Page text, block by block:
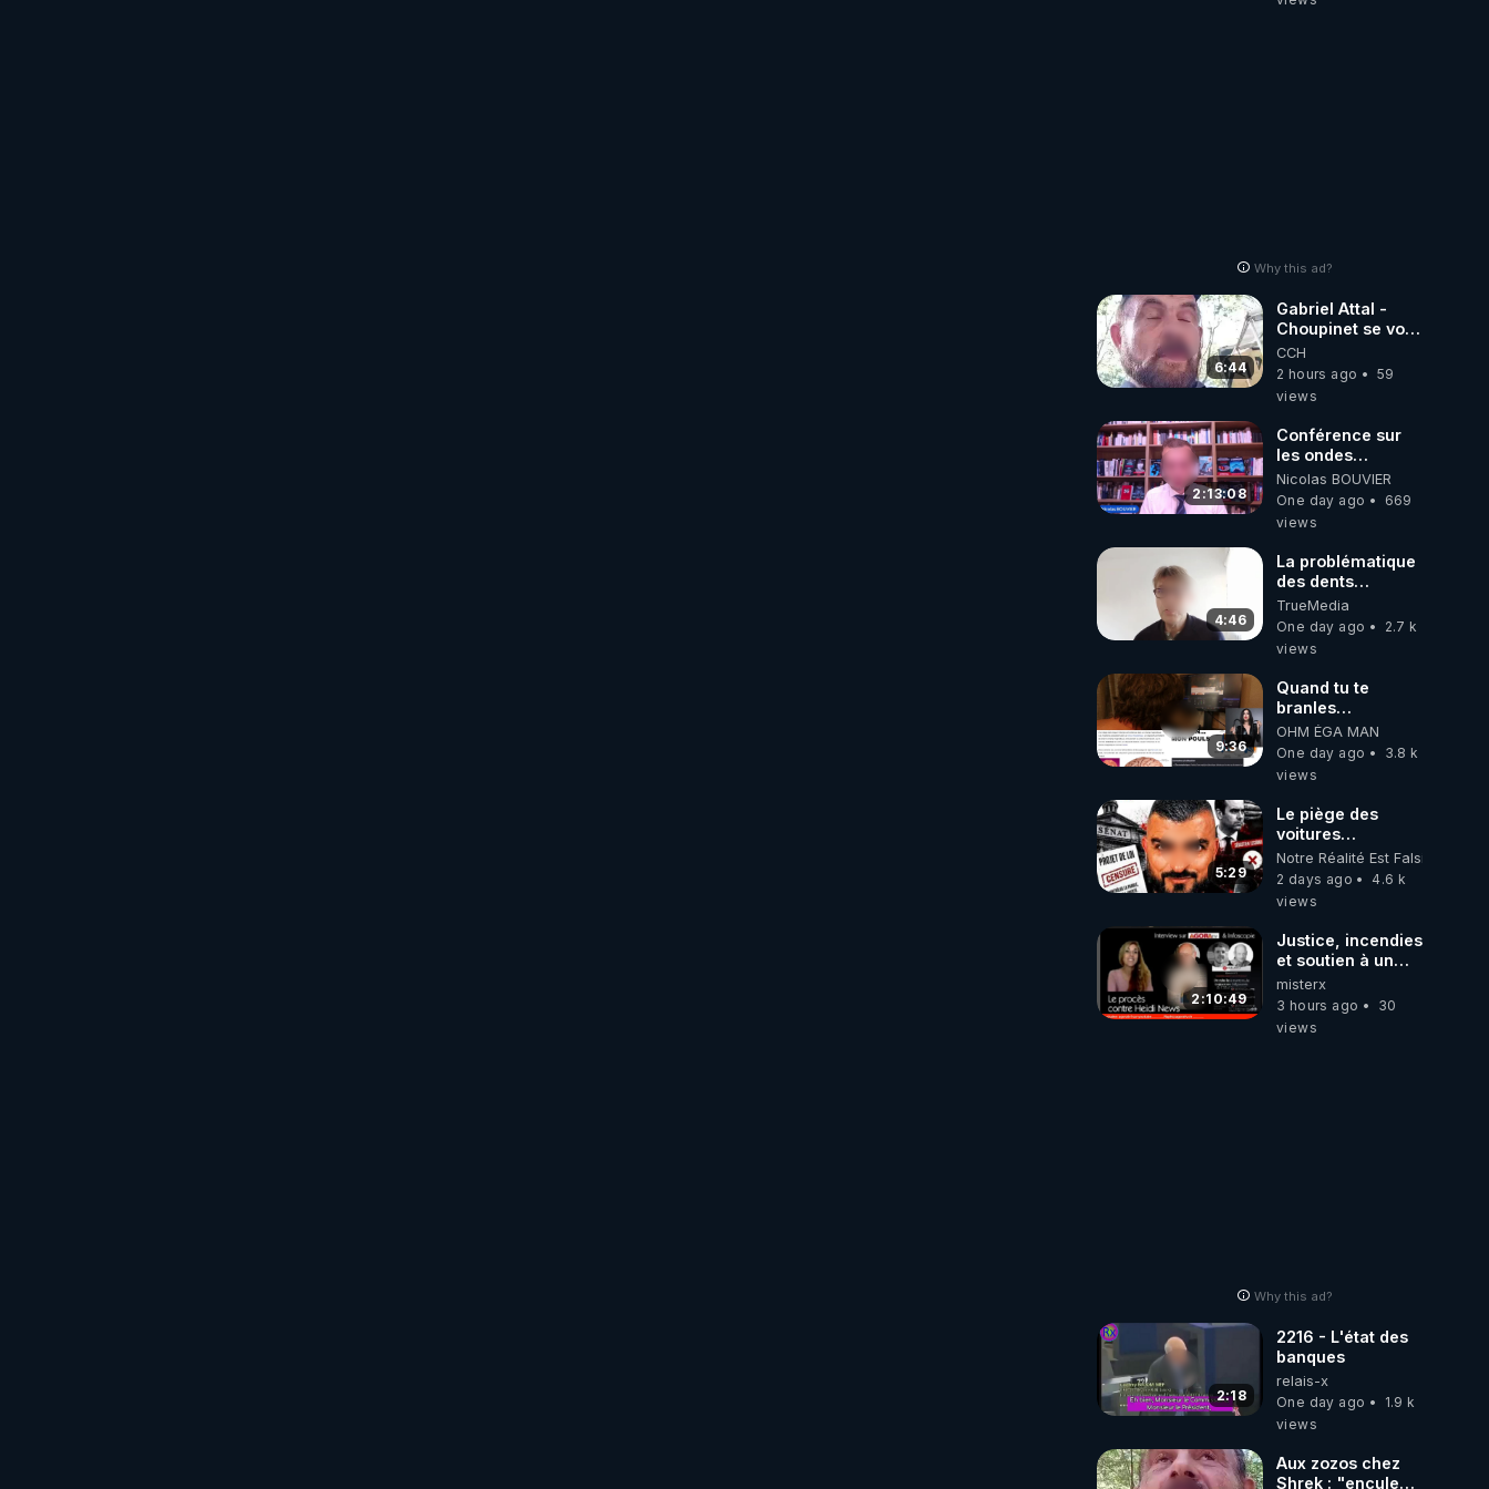
Why this ad?
6:44
Gabriel Attal -
Choupinet se voit
en haut de
l'affiche
CCH
2 hours ago
59
views
2:13:08
Conférence sur
les ondes
électromagnétiques
par Grégoire
Caustru et Bart de
Nicolas BOUVIER
One day ago
669
views
4:46
La problématique
des dents
dévitalisées et
des implants
TrueMedia
One day ago
2.7 k
views
9:36
Quand tu te
branles
bonhomme tu
émets des ondes
ils ont juste omis
OHM ÉGA MAN
One day ago
3.8 k
views
5:29
Le piège des
voitures
électriques se
referme sur les
usagers !
Notre Réalité Est Falsifiée Et
2 days ago
4.6 k
views
2:10:49
Justice, incendies
et soutien à un
éleveur en
difficulté
misterx
3 hours ago
30
views
Why this ad?
2:18
2216 - L'état des
banques
relais-x
One day ago
1.9 k
views
Aux zozos chez
Shrek : "encule